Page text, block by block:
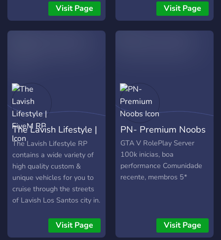
a tus principios? IP:
151.80.47.224:30124
Visit Page Visit Page
The Lavish Lifestyle |
FiveM RP
The Lavish Lifestyle RP
contains a wide variety of
high quality custom &
unique vehicles for you to
cruise through the streets
of Lavish Los Santos city in.
available at the dealership
and more are being added
Visit Page
PN- Premium Noobs
GTA V RolePlay Server
100k inicias, boa
performance Comunidade
recente, membros 5*
Visit Page